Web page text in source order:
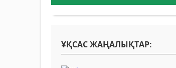
ҰҚСАС ЖАҢАЛЫҚТАР: